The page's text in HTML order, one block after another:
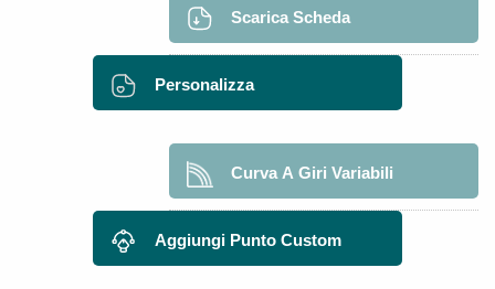
Scarica Scheda
Personalizza
Curva A Giri Variabili
Aggiungi Punto Custom